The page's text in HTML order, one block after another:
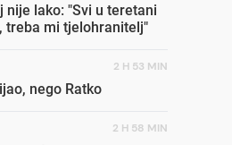
nije lako: "Svi u teretani
treba mi tjelohranitelj"
2 H 53 MIN
nego Ratko
2 H 58 MIN